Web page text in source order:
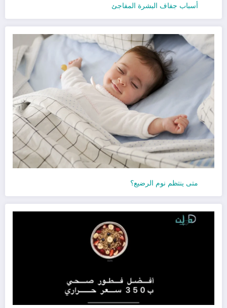
أسباب جفاف البشرة المفاجئ
متى ينتظم نوم الرضيع؟